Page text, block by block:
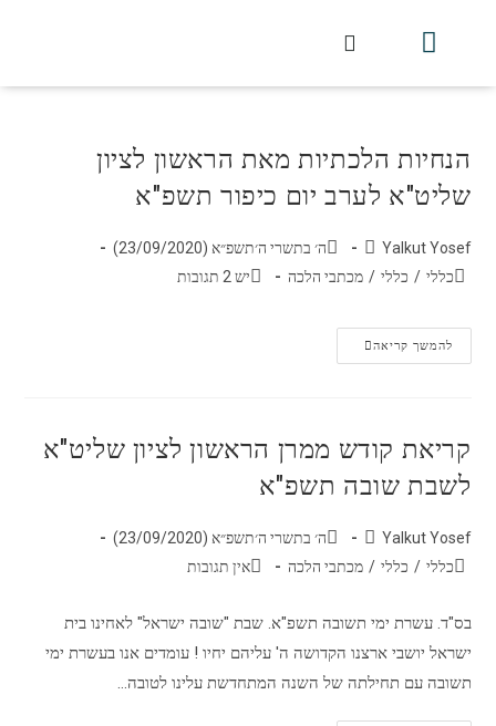
הנחיות הלכתיות מאת הראשון לציון
שליט"א לערב יום כיפור תשפ"א
Yalkut Yosef
ה׳ בתשרי ה׳תשפ״א (23/09/2020)
כללי / כללי / מכתבי הלכה יש 2 תגובות
להמשך קריאה
קריאת קודש ממרן הראשון לציון שליט"א
לשבת שובה תשפ"א
Yalkut Yosef
ה׳ בתשרי ה׳תשפ״א (23/09/2020)
כללי / כללי / מכתבי הלכה אין תגובות
בס"ד. עשרת ימי תשובה תשפ"א. שבת "שובה ישראל" לאחינו בית
ישראל יושבי ארצנו הקדושה ה' עליהם יחיו ! עומדים אנו בעשרת ימי
תשובה עם תחילתה של השנה המתחדשת עלינו לטובה…